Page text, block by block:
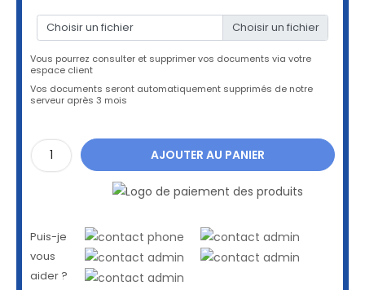
Choisir un fichier
Vous pourrez consulter et supprimer vos documents via votre
espace client
Vos documents seront automatiquement supprimés de notre
serveur après 3 mois
AJOUTER AU PANIER
Puis-je
vous
aider ?